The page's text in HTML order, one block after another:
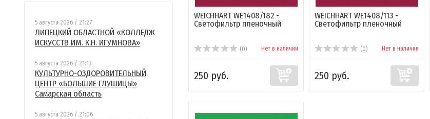
5 августа 2026 / 21:27
ЛИПЕЦКИЙ ОБЛАСТНОЙ «КОЛЛЕДЖ
ИСКУССТВ ИМ. К.Н. ИГУМНОВА»
5 августа 2026 / 21:13
КУЛЬТУРНО-ОЗДОРОВИТЕЛЬНЫЙ
ЦЕНТР «БОЛЬШИЕ ГЛУШИЦЫ»
Самарская область
5 августа 2026 / 21:06
WEICHHART WE1408/182 -
Светофильтр пленочный
(0) Нет в наличии
250 руб.
WEICHHART WE1408/113 -
Светофильтр пленочный
(0) Нет в наличии
250 руб.